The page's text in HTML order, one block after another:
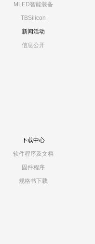
MLED智能装备
TBSilicon
新闻活动
信息公开
下载中心
软件程序及文档
固件程序
规格书下载